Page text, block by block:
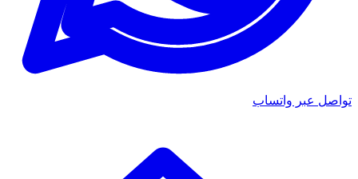
تواصل عبر واتساب